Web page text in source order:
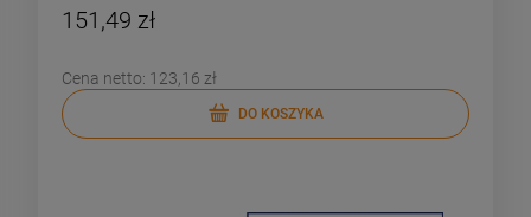
151,49 zł
Cena netto: 123,16 zł
DO KOSZYKA